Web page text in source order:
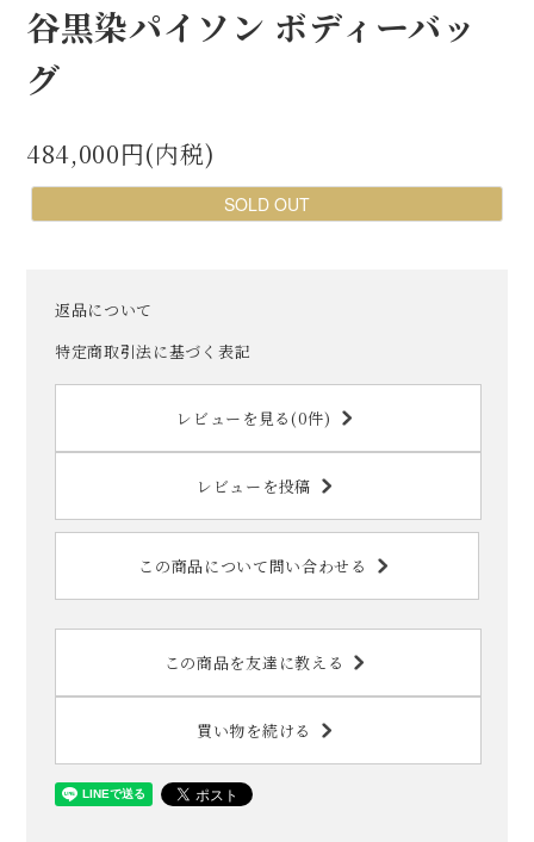
谷黒染パイソン ボディーバッ
グ
484,000円(内税)
SOLD OUT
返品について
特定商取引法に基づく表記
レビューを見る(0件)
レビューを投稿
この商品について問い合わせる
この商品を友達に教える
買い物を続ける